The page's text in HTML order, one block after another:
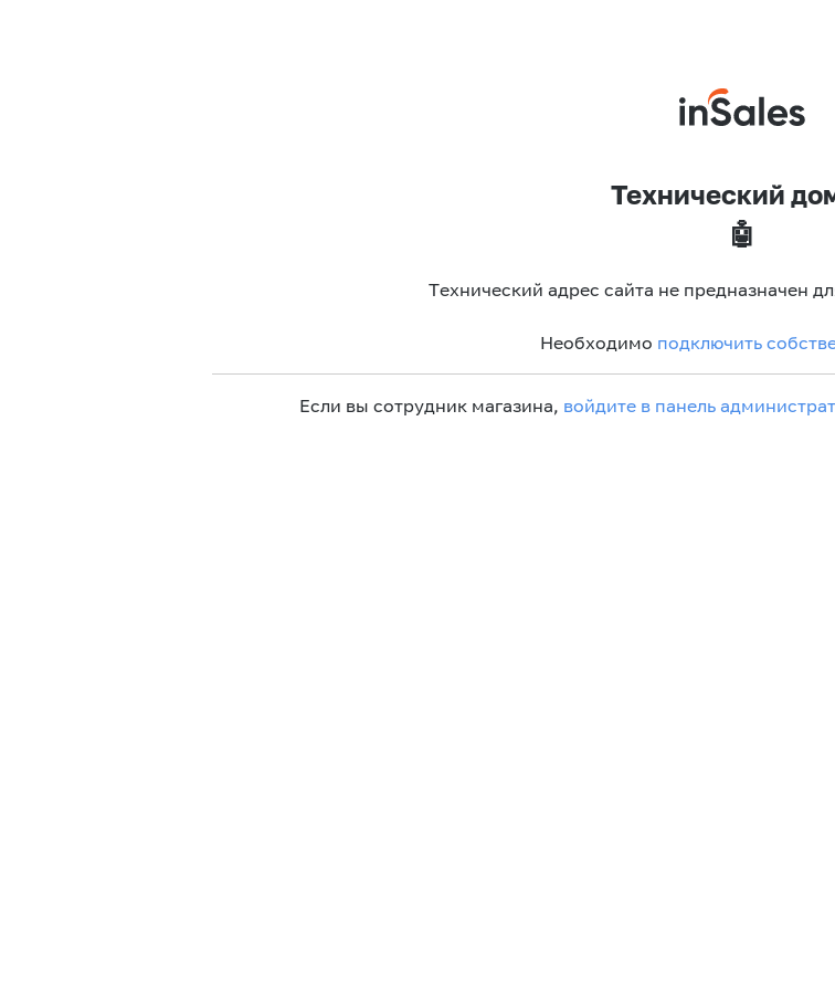
Технический
🤖
Технический адрес сайта не предназначен
Необходимо подключить
Если вы сотрудник магазина, войдите в панель